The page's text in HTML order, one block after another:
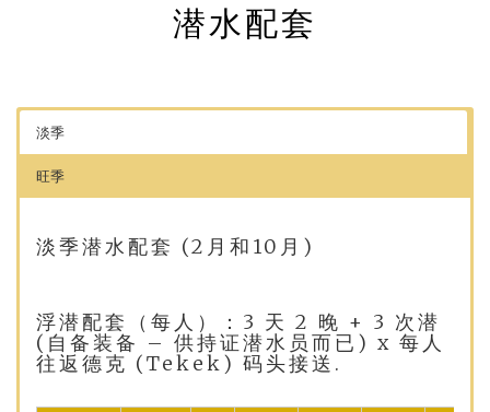
潜水配套
淡季
旺季
淡季潜水配套 (2月和10月)
浮潜配套（每人）：3 天 2 晚 + 3 次潜
(自备装备 – 供持证潜水员而已) x 每人
往返德克 (Tekek) 码头接送.